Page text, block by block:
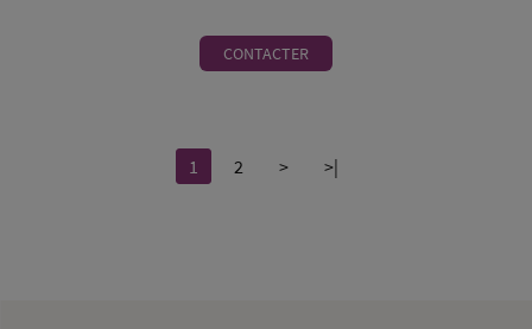
CONTACTER
1 2 > >|